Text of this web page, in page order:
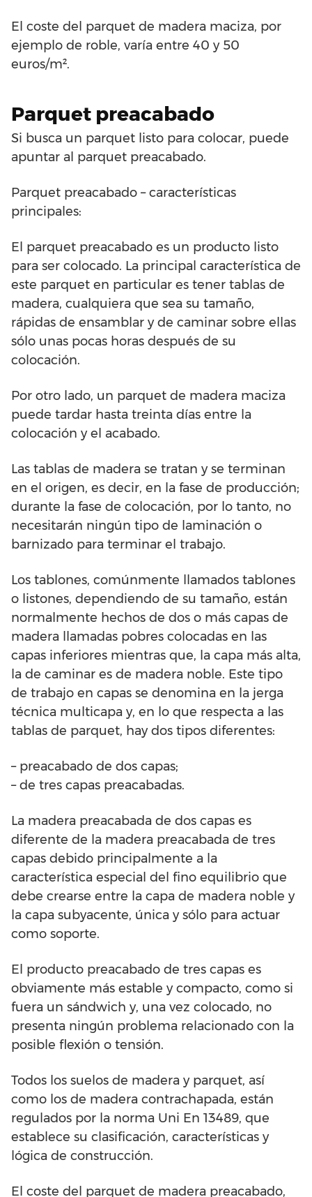
El coste del parquet de madera maciza, por
ejemplo de roble, varía entre 40 y 50
euros/m².
Parquet preacabado
Si busca un parquet listo para colocar, puede
apuntar al parquet preacabado.
Parquet preacabado – características
principales:
El parquet preacabado es un producto listo
para ser colocado. La principal característica de
este parquet en particular es tener tablas de
madera, cualquiera que sea su tamaño,
rápidas de ensamblar y de caminar sobre ellas
sólo unas pocas horas después de su
colocación.
Por otro lado, un parquet de madera maciza
puede tardar hasta treinta días entre la
colocación y el acabado.
Las tablas de madera se tratan y se terminan
en el origen, es decir, en la fase de producción;
durante la fase de colocación, por lo tanto, no
necesitarán ningún tipo de laminación o
barnizado para terminar el trabajo.
Los tablones, comúnmente llamados tablones
o listones, dependiendo de su tamaño, están
normalmente hechos de dos o más capas de
madera llamadas pobres colocadas en las
capas inferiores mientras que, la capa más alta,
la de caminar es de madera noble. Este tipo
de trabajo en capas se denomina en la jerga
técnica multicapa y, en lo que respecta a las
tablas de parquet, hay dos tipos diferentes:
– preacabado de dos capas;
– de tres capas preacabadas.
La madera preacabada de dos capas es
diferente de la madera preacabada de tres
capas debido principalmente a la
característica especial del fino equilibrio que
debe crearse entre la capa de madera noble y
la capa subyacente, única y sólo para actuar
como soporte.
El producto preacabado de tres capas es
obviamente más estable y compacto, como si
fuera un sándwich y, una vez colocado, no
presenta ningún problema relacionado con la
posible flexión o tensión.
Todos los suelos de madera y parquet, así
como los de madera contrachapada, están
regulados por la norma Uni En 13489, que
establece su clasificación, características y
lógica de construcción.
El coste del parquet de madera preacabado,